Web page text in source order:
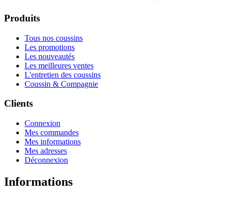
Produits
Tous nos coussins
Les promotions
Les nouveautés
Les meilleures ventes
L'entretien des coussins
Coussin & Compagnie
Clients
Connexion
Mes commandes
Mes informations
Mes adresses
Déconnexion
Informations